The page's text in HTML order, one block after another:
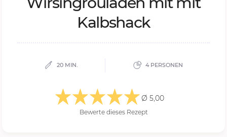
Kalbs­hack
20 MIN. 4 PERSONEN
Ø 5,00
Bewerte dieses Rezept